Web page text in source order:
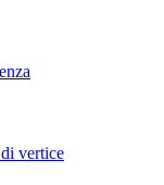
vertice